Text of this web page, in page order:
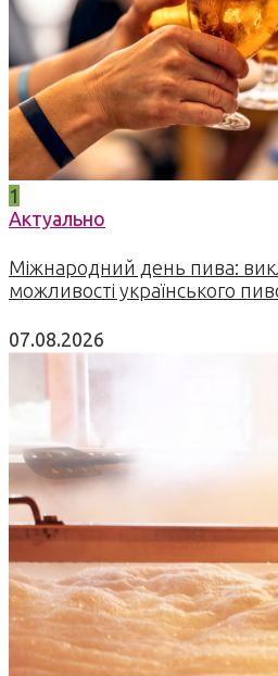
1
Актуально
Міжнародний день пива:
можливості українського
07.08.2026